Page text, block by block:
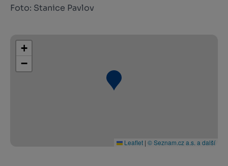
Foto: Stanice Pavlov
+
−
Leaflet | © Seznam.cz a.s. a další